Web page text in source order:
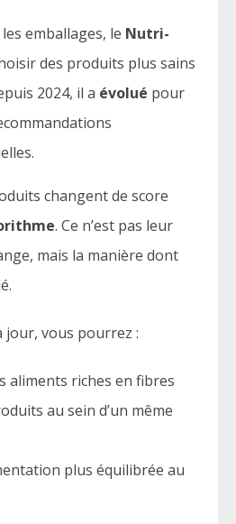
emballages, le Nutri-
des produits plus sains
2024, il a évolué pour
changent de score
. Ce n’est pas leur
mais la manière dont
jour, vous pourrez :
aliments riches en fibres
au sein d’un même
plus équilibrée au